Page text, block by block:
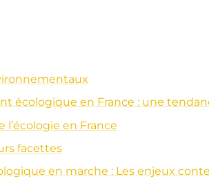
écologique en France : une
l’écologie en France
facettes
en marche : Les enjeux